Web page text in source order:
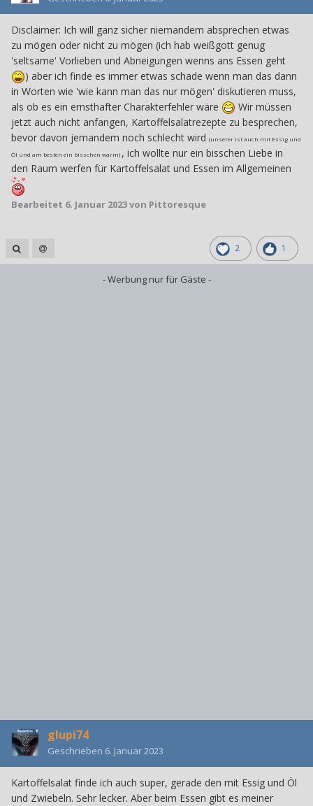
Disclaimer: Ich will ganz sicher niemandem absprechen etwas
zu mögen oder nicht zu mögen (ich hab weißgott genug
'seltsame' Vorlieben und Abneigungen wenns ans Essen geht
) aber ich finde es immer etwas schade wenn man das dann
in Worten wie 'wie kann man das nur mögen' diskutieren muss,
als ob es ein ernsthafter Charakterfehler wäre
Wir müssen
jetzt auch nicht anfangen, Kartoffelsalatrezepte zu besprechen,
bevor davon jemandem noch schlecht wird (unserer ist auch mit Essig und
Öl und am besten ein bisschen warm) , ich wollte nur ein bisschen Liebe in
den Raum werfen für Kartoffelsalat und Essen im Allgemeinen
Bearbeitet 6. Januar 2023von Pittoresque
2 1
- Werbung nur für Gäste -
glupi74
Geschrieben 6. Januar 2023
Kartoffelsalat finde ich auch super, gerade den mit Essig und Öl
und Zwiebeln. Sehr lecker. Aber beim Essen gibt es meiner